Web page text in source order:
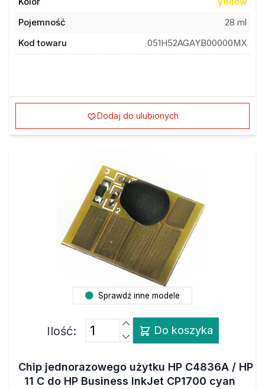
Pojemność
28 ml
Kod towaru
051H52AGAYB00000MX
Dodaj do ulubionych
Sprawdź inne modele
Ilość: Do koszyka
Chip jednorazowego użytku HP C4836A / HP
11 C do HP Business InkJet CP1700 cyan